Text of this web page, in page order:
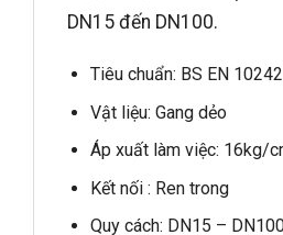
DN15 đến DN100.
Tiêu chuẩn: BS EN
Vật liệu: Gang dẻo
Áp xuất làm việc: 16kg/
Kết nối : Ren trong
Quy cách: DN15 –